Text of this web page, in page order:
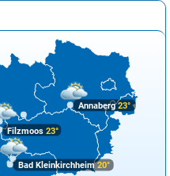
Annaberg23°
Bad Kleinkirchheim20°
Filzmoos 23°